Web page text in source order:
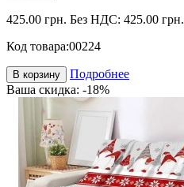
425.00 грн. Без НДС: 425.00 грн.
Код товара:00224
В корзину
Подробнее
Ваша скидка: -18%